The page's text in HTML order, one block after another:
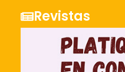
Revistas